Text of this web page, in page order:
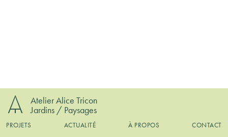
Atelier Alice Tricon
Jardins / Paysages
PROJETS ACTUALITÉ À PROPOS CONTACT